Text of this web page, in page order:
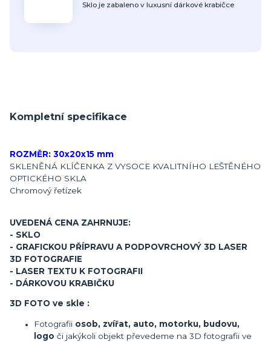
Sklo je zabaleno v luxusní dárkové krabičce
Kompletní specifikace
ROZMĚR: 30x20x15 mm
SKLENĚNÁ KLÍČENKA Z VYSOCE KVALITNÍHO LEŠTĚNÉHO
OPTICKÉHO SKLA
Chromový řetízek
UVEDENÁ CENA ZAHRNUJE:
- SKLO
- GRAFICKOU PŘÍPRAVU A PODPOVRCHOVÝ 3D LASER
3D FOTOGRAFIE
- LASER TEXTU K FOTOGRAFII
- DÁRKOVOU KRABIČKU
3D FOTO ve skle :
Fotografii osob, zvířat, auto, motorku, budovu,
logo či jakýkoli objekt převedeme na 3D fotografii ve